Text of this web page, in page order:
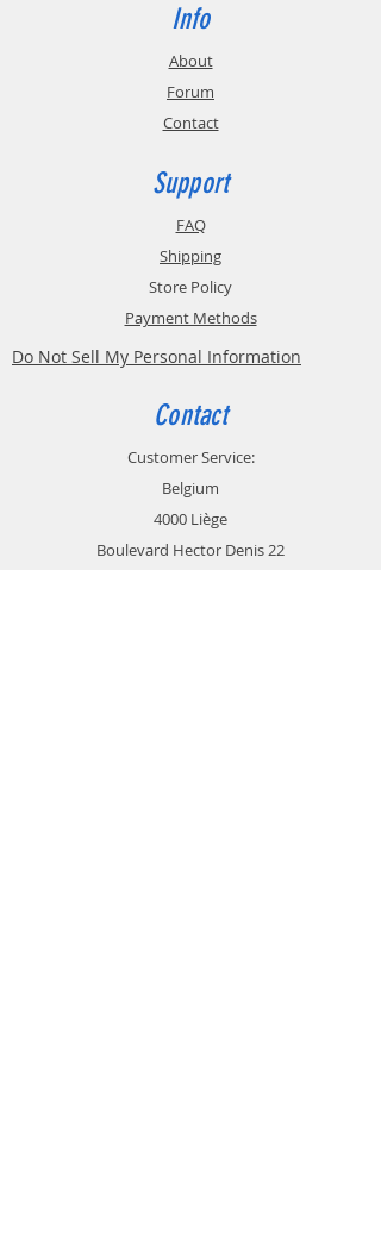
Info
About
Forum
Contact
Support
FAQ
Shipping
Store Policy
Payment Methods
Do Not Sell My Personal Information
Contact
Customer Service:
Belgium
4000 Liège
Boulevard Hector Denis 22